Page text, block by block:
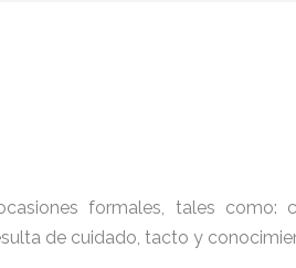
formales, tales como:
de cuidado, tacto y